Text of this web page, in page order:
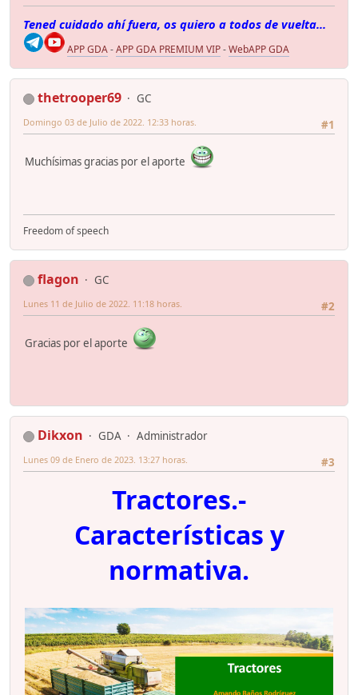
Tened cuidado ahí fuera, os quiero a todos de vuelta...
APP GDA-APP GDA PREMIUM VIP-WebAPP GDA
thetrooper69
GC
#1
Domingo 03 de Julio de 2022. 12:33 horas.
Muchísimas gracias por el aporte
Freedom of speech
flagon
GC
#2
Lunes 11 de Julio de 2022. 11:18 horas.
Gracias por el aporte
Dikxon GDA
Administrador
#3
Lunes 09 de Enero de 2023. 13:27 horas.
Tractores.-
Características y
normativa.